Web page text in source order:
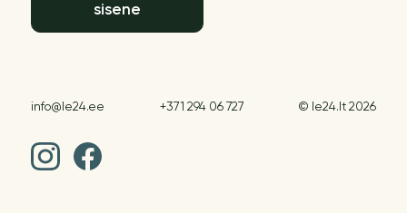
sisene
info@le24.ee +371 294 06 727 © le24.lt 2026